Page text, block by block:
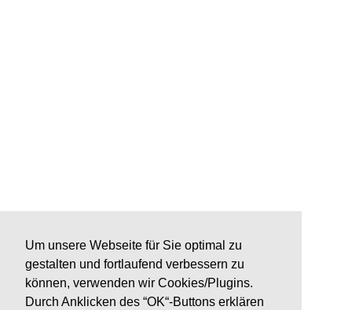
Um unsere Webseite für Sie optimal zu
gestalten und fortlaufend verbessern zu
können, verwenden wir Cookies/Plugins.
Durch Anklicken des “OK“-Buttons erklären